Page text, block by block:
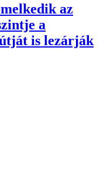
az
a
is lezárják